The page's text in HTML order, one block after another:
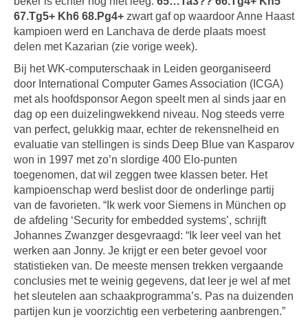
67.Tg5+ Kh6 68.Pg4+ zwart gaf op waardoor Anne Haast
kampioen werd en Lanchava de derde plaats moest
delen met Kazarian (zie vorige week).
Bij het WK-computerschaak in Leiden georganiseerd
door International Computer Games Association (ICGA)
met als hoofdsponsor Aegon speelt men al sinds jaar en
dag op een duizelingwekkend niveau. Nog steeds verre
van perfect, gelukkig maar, echter de rekensnelheid en
evaluatie van stellingen is sinds Deep Blue van Kasparov
won in 1997 met zo’n slordige 400 Elo-punten
toegenomen, dat wil zeggen twee klassen beter. Het
kampioenschap werd beslist door de onderlinge partij
van de favorieten. “Ik werk voor Siemens in München op
de afdeling ‘Security for embedded systems’, schrijft
Johannes Zwanzger desgevraagd: “Ik leer veel van het
werken aan Jonny. Je krijgt er een beter gevoel voor
statistieken van. De meeste mensen trekken vergaande
conclusies met te weinig gegevens, dat leer je wel af met
het sleutelen aan schaakprogramma’s. Pas na duizenden
partijen kun je voorzichtig een verbetering aanbrengen.”